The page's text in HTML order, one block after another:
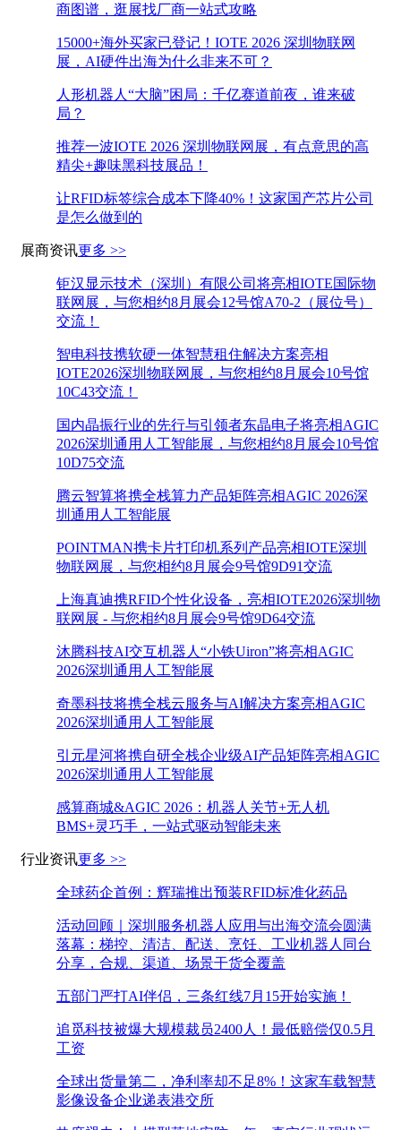
商图谱，逛展找厂商一站式攻略
15000+海外买家已登记！IOTE 2026 深圳物联网
展，AI硬件出海为什么非来不可？
人形机器人“大脑”困局：千亿赛道前夜，谁来破
局？
推荐一波IOTE 2026 深圳物联网展，有点意思的高
精尖+趣味黑科技展品！
让RFID标签综合成本下降40%！这家国产芯片公司
是怎么做到的
展商资讯更多 >>
钜汉显示技术（深圳）有限公司将亮相IOTE国际物
联网展，与您相约8月展会12号馆A70-2（展位号）
交流！
智电科技携软硬一体智慧租住解决方案亮相
IOTE2026深圳物联网展，与您相约8月展会10号馆
10C43交流！
国内晶振行业的先行与引领者东晶电子将亮相AGIC
2026深圳通用人工智能展，与您相约8月展会10号馆
10D75交流
腾云智算将携全栈算力产品矩阵亮相AGIC 2026深
圳通用人工智能展
POINTMAN携卡片打印机系列产品亮相IOTE深圳
物联网展，与您相约8月展会9号馆9D91交流
上海真迪携RFID个性化设备，亮相IOTE2026深圳物
联网展 - 与您相约8月展会9号馆9D64交流
沐腾科技AI交互机器人“小铁Uiron”将亮相AGIC
2026深圳通用人工智能展
奇墨科技将携全栈云服务与AI解决方案亮相AGIC
2026深圳通用人工智能展
引元星河将携自研全栈企业级AI产品矩阵亮相AGIC
2026深圳通用人工智能展
感算商城&AGIC 2026：机器人关节+无人机
BMS+灵巧手，一站式驱动智能未来
行业资讯更多 >>
全球药企首例：辉瑞推出预装RFID标准化药品
活动回顾｜深圳服务机器人应用与出海交流会圆满
落幕：梯控、清洁、配送、烹饪、工业机器人同台
分享，合规、渠道、场景干货全覆盖
五部门严打AI伴侣，三条红线7月15开始实施！
追觅科技被爆大规模裁员2400人！最低赔偿仅0.5月
工资
全球出货量第二，净利率却不足8%！这家车载智慧
影像设备企业递表港交所